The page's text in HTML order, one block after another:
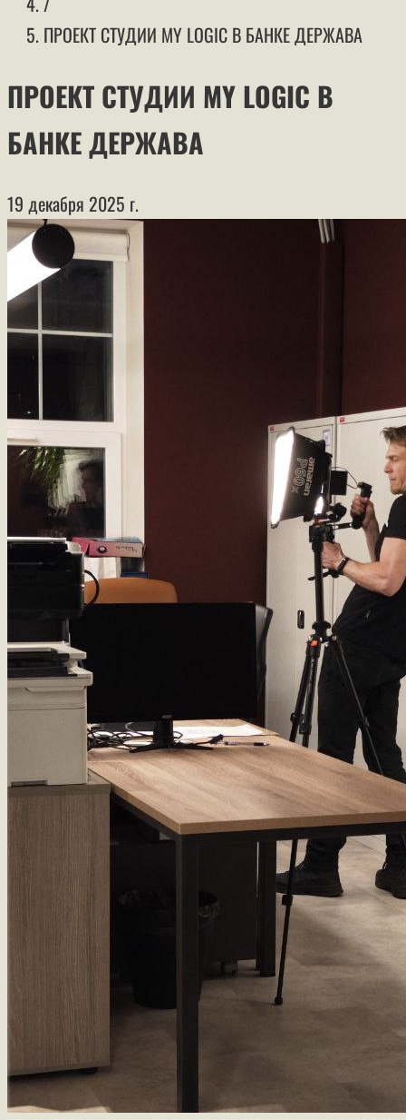
ПРОЕКТ СТУДИИ MY LOGIC В БАНКЕ ДЕРЖАВА
ПРОЕКТ СТУДИИ MY LOGIC В
БАНКЕ ДЕРЖАВА
19 декабря 2025 г.